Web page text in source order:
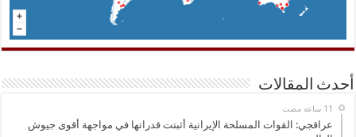
أحدث المقالات
عراقجي: القوات المسلحة الإيرانية أثبتت قدراتها في مواجهة أقوى جيوش